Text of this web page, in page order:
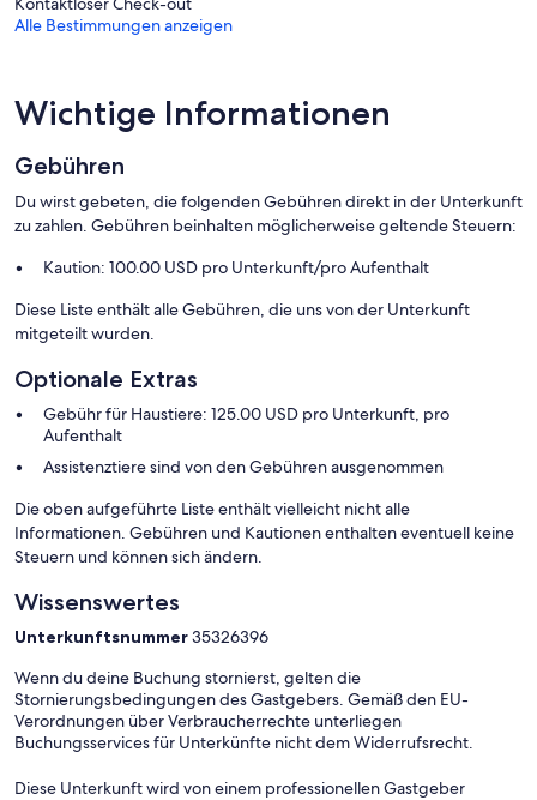
Fitnessmöglichkeiten.
Alle Bestimmungen anzeigen
Wichtige Informationen
Gebühren
Du wirst gebeten, die folgenden Gebühren direkt in der Unterkunft
zu zahlen. Gebühren beinhalten möglicherweise geltende Steuern:
Kaution: 100.00 USD pro Unterkunft/pro Aufenthalt
Diese Liste enthält alle Gebühren, die uns von der Unterkunft
mitgeteilt wurden.
Optionale Extras
Gebühr für Haustiere: 125.00 USD pro Unterkunft, pro
Aufenthalt
Assistenztiere sind von den Gebühren ausgenommen
Die oben aufgeführte Liste enthält vielleicht nicht alle
Informationen. Gebühren und Kautionen enthalten eventuell keine
Steuern und können sich ändern.
Wissenswertes
Unterkunftsnummer35326396
Wenn du deine Buchung stornierst, gelten die
Stornierungsbedingungen des Gastgebers. Gemäß den EU-
Verordnungen über Verbraucherrechte unterliegen
Buchungsservices für Unterkünfte nicht dem Widerrufsrecht.
Diese Unterkunft wird von einem professionellen Gastgeber